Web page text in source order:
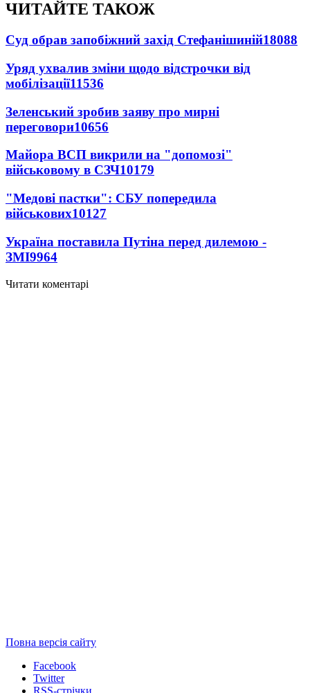
ЧИТАЙТЕ ТАКОЖ
Суд обрав запобіжний захід Стефанішиній18088
Уряд ухвалив зміни щодо відстрочки від
мобілізації11536
Зеленський зробив заяву про мирні
переговори10656
Майора ВСП викрили на "допомозі"
військовому в СЗЧ10179
"Медові пастки": СБУ попередила
військових10127
Україна поставила Путіна перед дилемою -
ЗМІ9964
Читати коментарі
Повна версія сайту
Facebook
Twitter
RSS-стрічки